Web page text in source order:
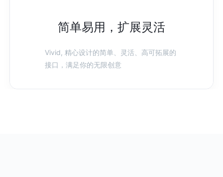
简单易用，扩展灵活
Vivid, 精心设计的简单、灵活、高可拓展的
接口，满足你的无限创意